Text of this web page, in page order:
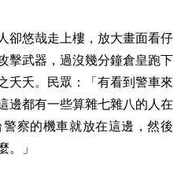
卻悠哉走上樓，放大畫面看仔
擊武器，過沒幾分鐘倉皇跑下
夭夭。民眾：「有看到警車來
邊都有一些算雜七雜八的人在
察的機車就放在這邊，然後
。」